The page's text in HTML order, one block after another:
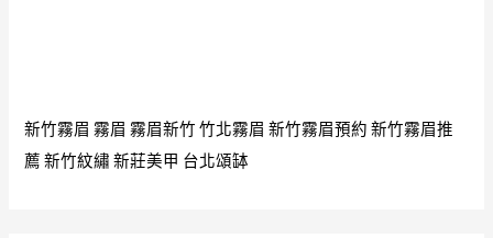
新竹霧眉 霧眉 霧眉新竹 竹北霧眉 新竹霧眉預約 新竹霧眉推
薦 新竹紋繡 新莊美甲 台北頌缽